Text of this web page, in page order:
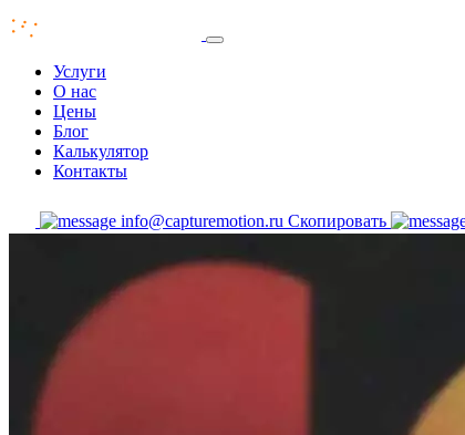
Услуги
О нас
Цены
Блог
Калькулятор
Контакты
info@capturemotion.ru Скопировать